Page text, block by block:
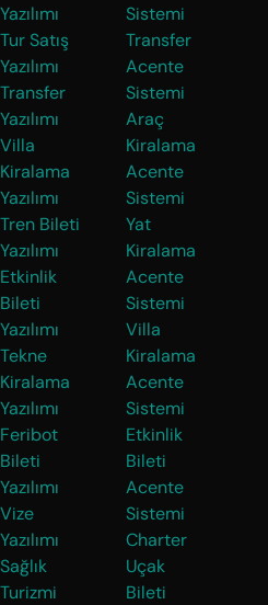
Yazılımı
Tur Satış
Yazılımı
Transfer
Yazılımı
Villa
Kiralama
Yazılımı
Tren Bileti
Yazılımı
Etkinlik
Bileti
Yazılımı
Tekne
Kiralama
Yazılımı
Feribot
Bileti
Yazılımı
Vize
Yazılımı
Sağlık
Turizmi
Sistemi
Transfer
Acente
Sistemi
Araç
Kiralama
Acente
Sistemi
Yat
Kiralama
Acente
Sistemi
Villa
Kiralama
Acente
Sistemi
Etkinlik
Bileti
Acente
Sistemi
Charter
Uçak
Bileti